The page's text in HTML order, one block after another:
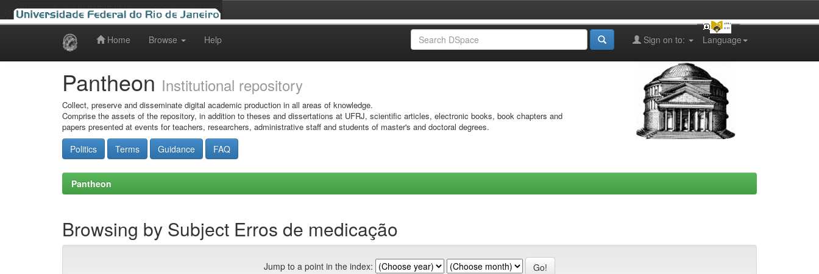
Home Browse Help Language
Sign on to:
Pantheon Institutional repository
Collect, preserve and disseminate digital academic production in all areas of knowledge.
Comprise the assets of the repository, in addition to theses and dissertations at UFRJ, scientific articles, electronic books, book chapters and
papers presented at events for teachers, researchers, administrative staff and students of master's and doctoral degrees.
Politics Terms Guidance FAQ
Pantheon
Browsing by Subject Erros de medicação
Jump to a point in the index: